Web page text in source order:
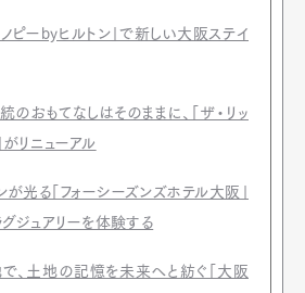
ピーbyヒルトン」で新しい大阪ステイ
のおもてなしはそのままに、「ザ・リッ
がリニューアル
光る「フォーシーズンズホテル大阪」
ジュアリーを体験する
、土地の記憶を未来へと紡ぐ「大阪